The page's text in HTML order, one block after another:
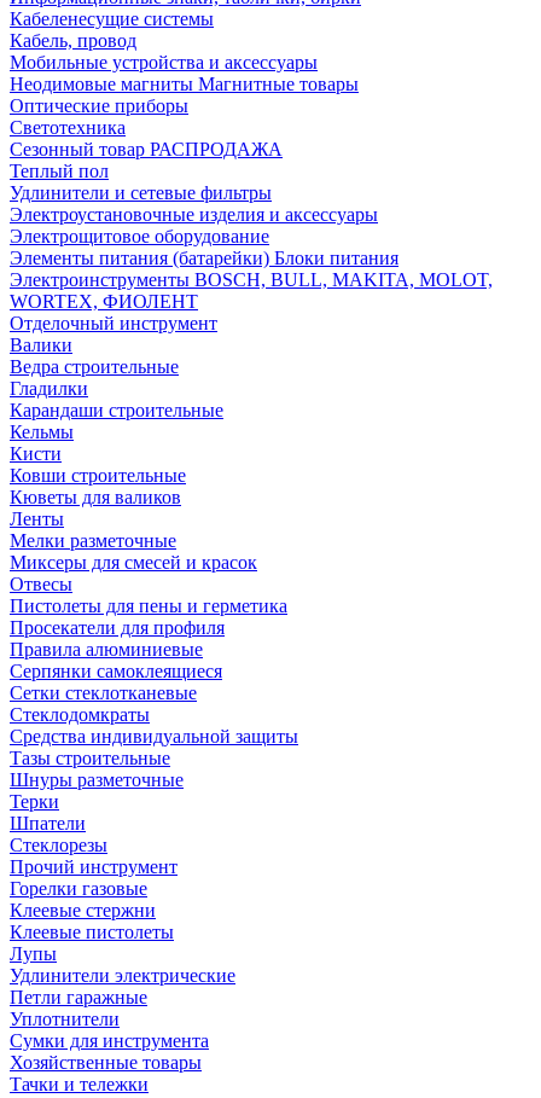
Кабеленесущие системы
Кабель, провод
Мобильные устройства и аксессуары
Неодимовые магниты Магнитные товары
Оптические приборы
Светотехника
Сезонный товар РАСПРОДАЖА
Теплый пол
Удлинители и сетевые фильтры
Электроустановочные изделия и аксессуары
Электрощитовое оборудование
Элементы питания (батарейки) Блоки питания
Электроинструменты BOSCH, BULL, MAKITA, MOLOT,
WORTEX, ФИОЛЕНТ
Отделочный инструмент
Валики
Ведра строительные
Гладилки
Карандаши строительные
Кельмы
Кисти
Ковши строительные
Кюветы для валиков
Ленты
Мелки разметочные
Миксеры для смесей и красок
Отвесы
Пистолеты для пены и герметика
Просекатели для профиля
Правила алюминиевые
Серпянки самоклеящиеся
Сетки стеклотканевые
Стеклодомкраты
Средства индивидуальной защиты
Тазы строительные
Шнуры разметочные
Терки
Шпатели
Стеклорезы
Прочий инструмент
Горелки газовые
Клеевые стержни
Клеевые пистолеты
Лупы
Удлинители электрические
Петли гаражные
Уплотнители
Сумки для инструмента
Хозяйственные товары
Тачки и тележки